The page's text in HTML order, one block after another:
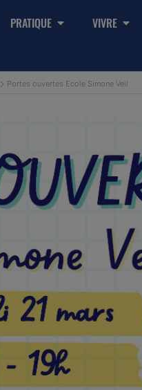
PRATIQUE VIVRE
Portes ouvertes Ecole Simone Veil